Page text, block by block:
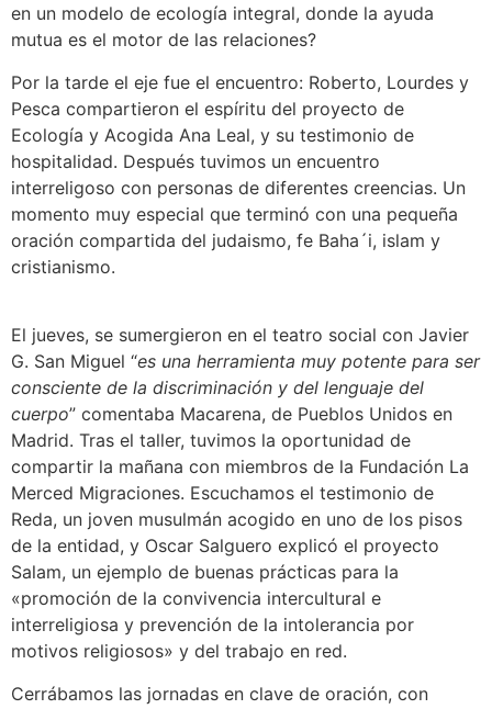
en un modelo de ecología integral, donde la ayuda
mutua es el motor de las relaciones?
Por la tarde el eje fue el encuentro: Roberto, Lourdes y
Pesca compartieron el espíritu del proyecto de
Ecología y Acogida Ana Leal, y su testimonio de
hospitalidad. Después tuvimos un encuentro
interreligoso con personas de diferentes creencias. Un
momento muy especial que terminó con una pequeña
oración compartida del judaismo, fe Baha´i, islam y
cristianismo.
El jueves, se sumergieron en el teatro social con Javier
G. San Miguel “es una herramienta muy potente para ser
consciente de la discriminación y del lenguaje del
cuerpo” comentaba Macarena, de Pueblos Unidos en
Madrid. Tras el taller, tuvimos la oportunidad de
compartir la mañana con miembros de la Fundación La
Merced Migraciones. Escuchamos el testimonio de
Reda, un joven musulmán acogido en uno de los pisos
de la entidad, y Oscar Salguero explicó el proyecto
Salam, un ejemplo de buenas prácticas para la
«promoción de la convivencia intercultural e
interreligiosa y prevención de la intolerancia por
motivos religiosos» y del trabajo en red.
Cerrábamos las jornadas en clave de oración, con